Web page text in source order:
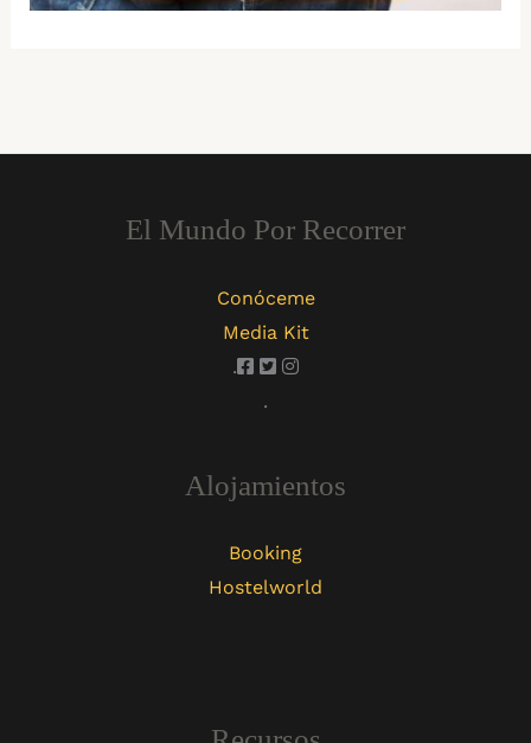
El Mundo Por Recorrer
Conóceme
Media Kit
.
.
Alojamientos
Booking
Hostelworld